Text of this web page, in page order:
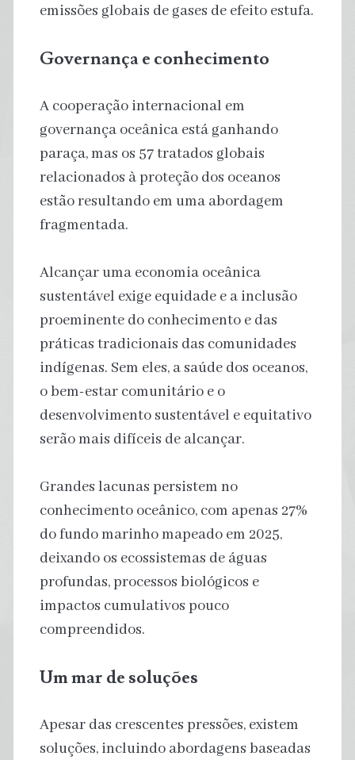
emissões globais de gases de efeito estufa.
Governança e conhecimento
A cooperação internacional em
governança oceânica está ganhando
paraça, mas os 57 tratados globais
relacionados à proteção dos oceanos
estão resultando em uma abordagem
fragmentada.
Alcançar uma economia oceânica
sustentável exige equidade e a inclusão
proeminente do conhecimento e das
práticas tradicionais das comunidades
indígenas. Sem eles, a saúde dos oceanos,
o bem-estar comunitário e o
desenvolvimento sustentável e equitativo
serão mais difíceis de alcançar.
Grandes lacunas persistem no
conhecimento oceânico, com apenas 27%
do fundo marinho mapeado em 2025,
deixando os ecossistemas de águas
profundas, processos biológicos e
impactos cumulativos pouco
compreendidos.
Um mar de soluções
Apesar das crescentes pressões, existem
soluções, incluindo abordagens baseadas